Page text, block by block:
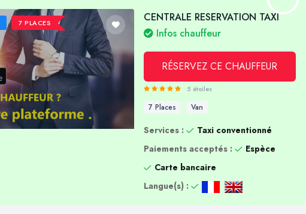
7 PLACES
CENTRALE RESERVATION TAXI
Infos chauffeur
RÉSERVEZ CE CHAUFFEUR
5 étoiles
7 Places Van
Services :
Taxi conventionné
Paiements acceptés :
Espèce
Carte bancaire
Langue(s) :